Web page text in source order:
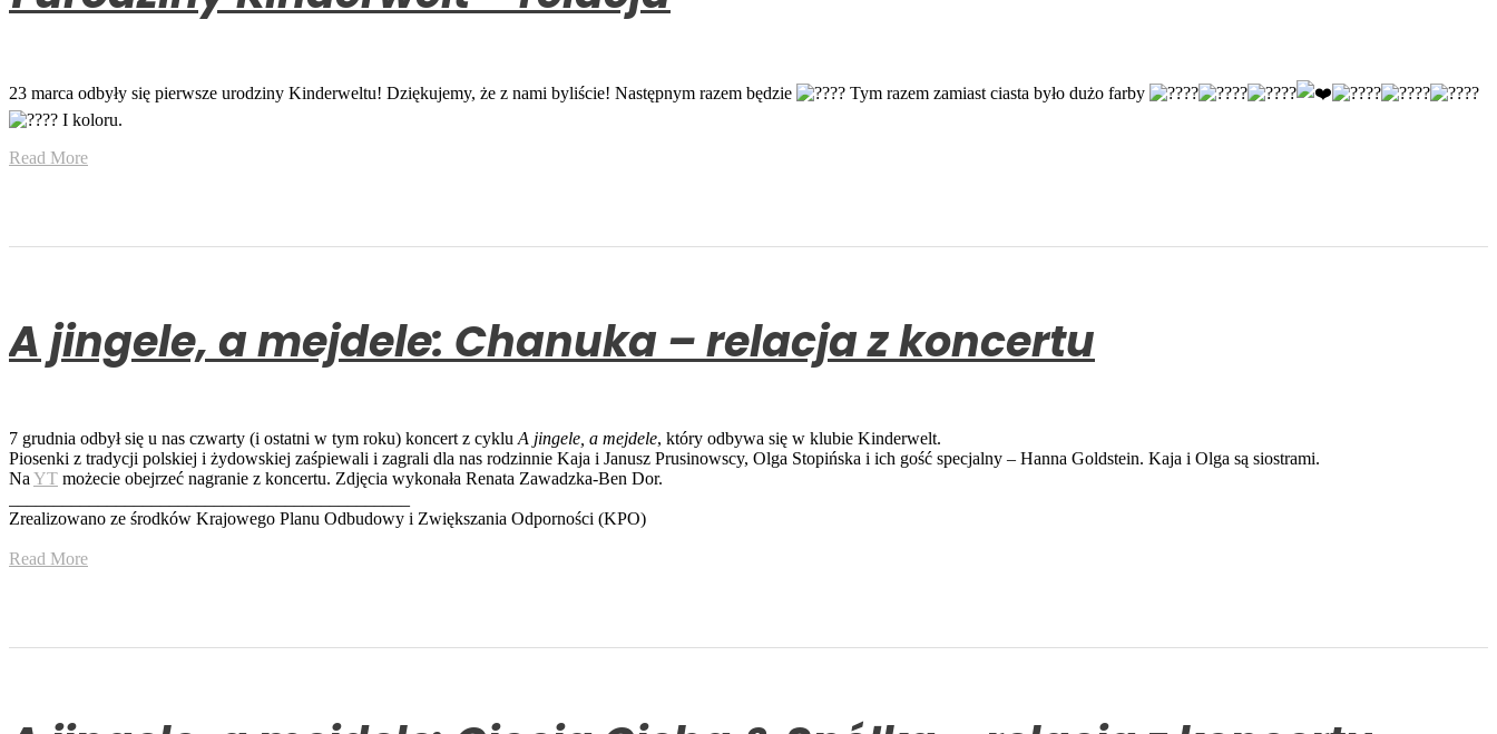
23 marca odbyły się pierwsze urodziny Kinderweltu! Dziękujemy, że z nami byliście! Następnym razem będzie
Tym razem zamiast ciasta było dużo farby
I koloru.
Read More
A jingele, a mejdele: Chanuka – relacja z koncertu
7 grudnia odbył się u nas czwarty (i ostatni w tym roku) koncert z cykluA jingele, a mejdele, który odbywa się w klubie Kinderwelt.
Piosenki z tradycji polskiej i żydowskiej zaśpiewali i zagrali dla nas rodzinnie Kaja i Janusz Prusinowscy, Olga Stopińska i ich gość specjalny – Hanna Goldstein. Kaja i Olga są siostrami.
NaYT możecie obejrzeć nagranie z koncertu. Zdjęcia wykonała Renata Zawadzka-Ben Dor.
Zrealizowano ze środków Krajowego Planu Odbudowy i Zwiększania Odporności (KPO)
Read More